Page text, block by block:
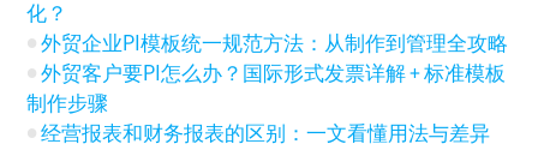
化？
外贸企业PI模板统一规范方法：从制作到管理全攻略
外贸客户要PI怎么办？国际形式发票详解 + 标准模板
制作步骤
经营报表和财务报表的区别：一文看懂用法与差异